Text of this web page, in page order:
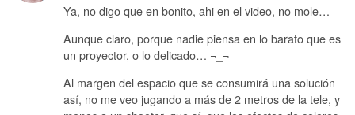
Ya, no digo que en bonito, ahi en el video, no mole…
Aunque claro, porque nadie piensa en lo barato que es
un proyector, o lo delicado… ¬_¬
Al margen del espacio que se consumirá una solución
así, no me veo jugando a más de 2 metros de la tele, y